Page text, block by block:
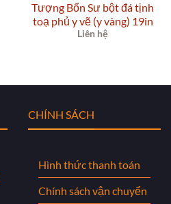
Tượng Bổn Sư bột đá tịnh
toạ phủ y vẽ (y vàng) 19in
Liên hệ
CHÍNH SÁCH
Hình thức thanh toán
Chính sách vận chuyển